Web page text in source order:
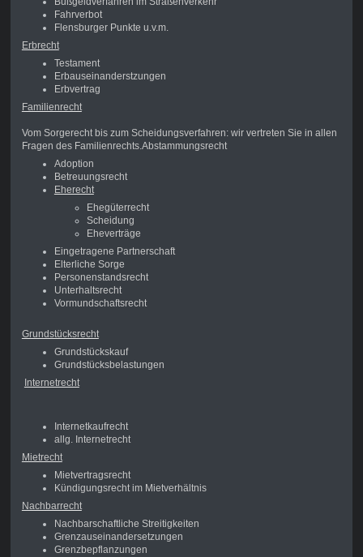
Fahrverbot
Flensburger Punkte u.v.m.
Erbrecht
Testament
Erbauseinanderstzungen
Erbvertrag
Familienrecht
Vom Sorgerecht bis zum Scheidungsverfahren: wir vertreten Sie in allen
Fragen des Familienrechts.Abstammungsrecht
Adoption
Betreuungsrecht
Eherecht
Ehegüterrecht
Scheidung
Eheverträge
Eingetragene Partnerschaft
Elterliche Sorge
Personenstandsrecht
Unterhaltsrecht
Vormundschaftsrecht
Grundstücksrecht
Grundstückskauf
Grundstücksbelastungen
Internetrecht
Internetkaufrecht
allg. Internetrecht
Mietrecht
Mietvertragsrecht
Kündigungsrecht im Mietverhältnis
Nachbarrecht
Nachbarschaftliche Streitigkeiten
Grenzauseinandersetzungen
Grenzbepflanzungen